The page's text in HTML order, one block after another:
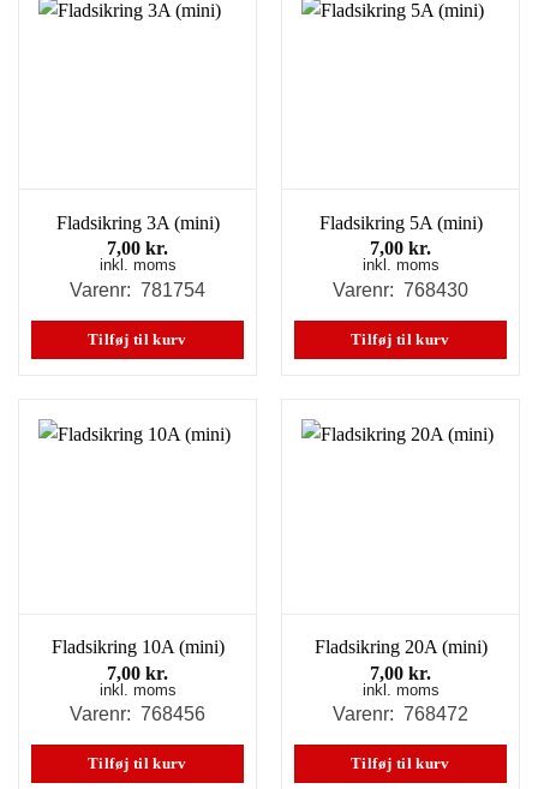
Fladsikring 3A (mini)
7,00 kr.
inkl. moms
Varenr: 781754
Tilføj til kurv
Fladsikring 5A (mini)
7,00 kr.
inkl. moms
Varenr: 768430
Tilføj til kurv
Fladsikring 10A (mini)
7,00 kr.
inkl. moms
Varenr: 768456
Tilføj til kurv
Fladsikring 20A (mini)
7,00 kr.
inkl. moms
Varenr: 768472
Tilføj til kurv